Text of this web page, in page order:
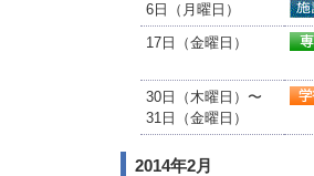
6日（月曜日）
17日（金曜日）
30日（木曜日）〜
31日（金曜日）
2014年2月